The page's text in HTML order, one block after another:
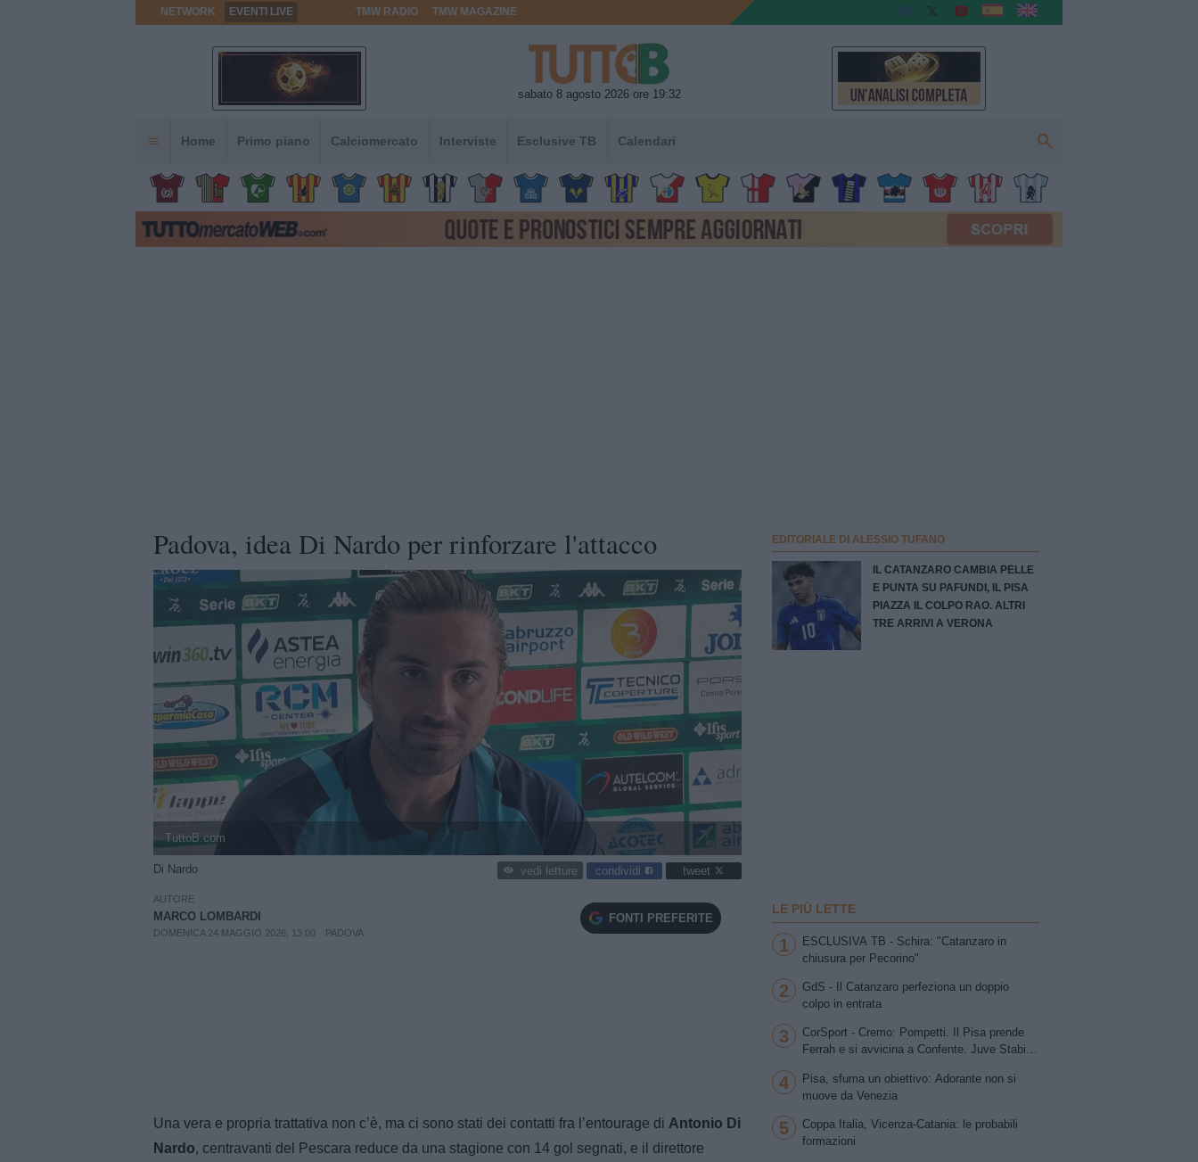
NETWORK EVENTI LIVE TMW RADIO TMW MAGAZINE
sabato 8 agosto 2026 ore 19:32
Home Primo piano Calciomercato Interviste Esclusive TB Calendari
Padova, idea Di Nardo per rinforzare l'attacco
TuttoB.com
Di Nardo vedi letture condividi tweet
AUTORE
MARCO LOMBARDI
DOMENICA 24 MAGGIO 2026, 13:00 PADOVA
FONTI PREFERITE
Una vera e propria trattativa non c’è, ma ci sono stati dei contatti fra l’entourage di Antonio Di
Nardo, centravanti del Pescara reduce da una stagione con 14 gol segnati, e il direttore
EDITORIALE DI ALESSIO TUFANO
IL CATANZARO CAMBIA PELLE
E PUNTA SU PAFUNDI, IL PISA
PIAZZA IL COLPO RAO. ALTRI
TRE ARRIVI A VERONA
LE PIÙ LETTE
1
ESCLUSIVA TB - Schira: "Catanzaro in
chiusura per Pecorino"
2
GdS - Il Catanzaro perfeziona un doppio
colpo in entrata
3
CorSport - Cremo: Pompetti. Il Pisa prende
Ferrah e si avvicina a Confente. Juve Stabia
scambio Patierno-Jimenez
4
Pisa, sfuma un obiettivo: Adorante non si
muove da Venezia
5
Coppa Italia, Vicenza-Catania: le probabili
formazioni